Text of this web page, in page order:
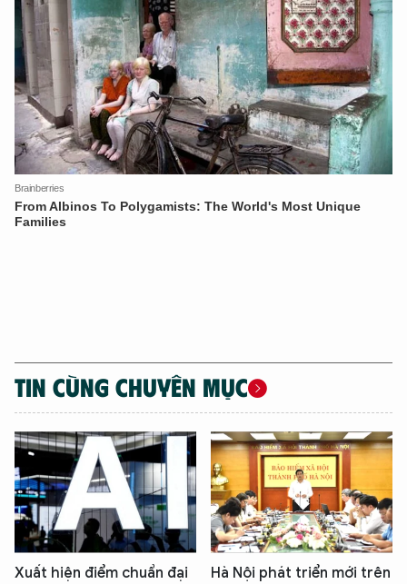
TIN CÙNG CHUYÊN MỤC
Xuất hiện điểm chuẩn đại
Hà Nội phát triển mới trên
Hãy hỏi tôi bất kỳ điều gì bạn cần biết về
An Ninh Thủ Đô nhé. Tôi sẵn sàng hỗ trợ!